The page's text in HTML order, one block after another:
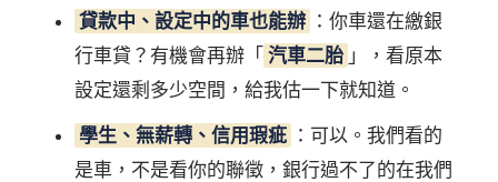
貸款中、設定中的車也能辦 ：你車還在繳銀
行車貸？有機會再辦「 汽車二胎 」，看原本
設定還剩多少空間，給我估一下就知道。
學生、無薪轉、信用瑕疵 ：可以。我們看的
是車，不是看你的聯徵，銀行過不了的在我們